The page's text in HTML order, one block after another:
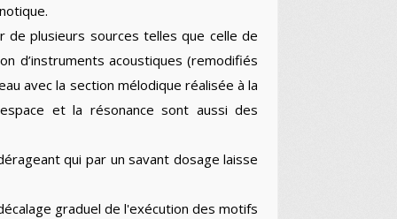
plusieurs sources telles que celle de
d’instruments acoustiques (remodifiés
avec la section mélodique réalisée à la
et la résonance sont aussi des
qui par un savant dosage laisse
graduel de l'exécution des motifs